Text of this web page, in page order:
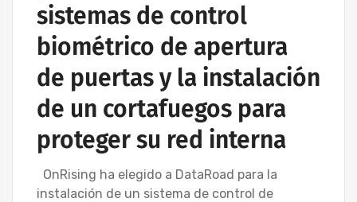
sistemas de control
biométrico de apertura
de puertas y la instalación
de un cortafuegos para
proteger su red interna
OnRising ha elegido a DataRoad para la
instalación de un sistema de control de